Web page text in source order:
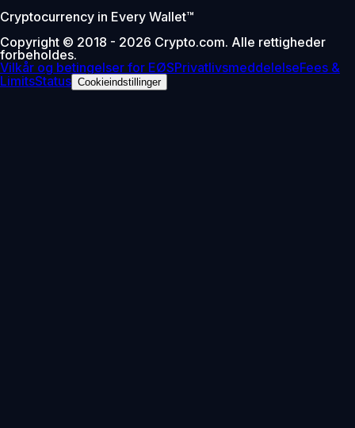
Cryptocurrency in Every Wallet™
Copyright © 2018 - 2026 Crypto.com. Alle rettigheder
forbeholdes.
Vilkår og betingelser for EØSPrivatlivsmeddelelseFees &
LimitsStatus Cookieindstillinger